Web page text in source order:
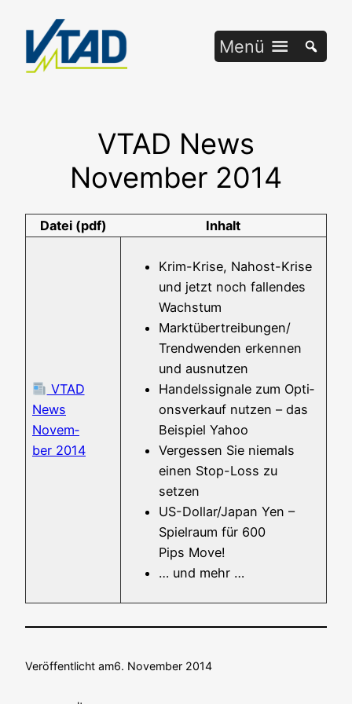
springen
Menü
VTAD News
November 2014
Datei (pdf) Inhalt
VTAD
News
Novem­
ber 2014
Krim-Kri­­se, Nah­ost-Kri­­se
und jetzt noch fal­len­des
Wachstum
Marktübertreibungen/
Trend­wen­den erken­nen
und ausnutzen
Han­dels­si­gna­le zum Opti­
ons­ver­kauf nut­zen – das
Bei­spiel Yahoo
Ver­ges­sen Sie nie­mals
einen Stop-Loss zu
setzen
US-Dol­lar/­­Ja­­pan Yen –
Spiel­raum für 600
Pips Move!
… und mehr …
Veröffentlicht am6. November 2014